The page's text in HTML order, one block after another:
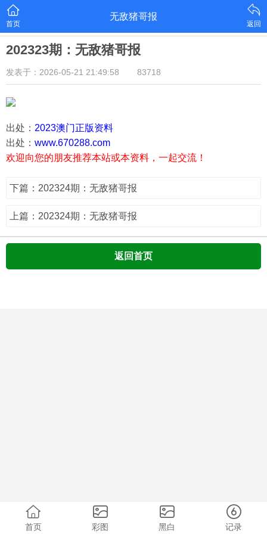
首页
无敌猪哥报
返回
202323期：无敌猪哥报
发表于：2026-05-21 21:49:58 83718
出处： 2023澳门正版资料
出处： www.670288.com
欢迎向您的朋友推荐本站或本资料，一起交流！
下篇：202324期：无敌猪哥报
上篇：202324期：无敌猪哥报
返回首页
首页 彩图 黑白 记录